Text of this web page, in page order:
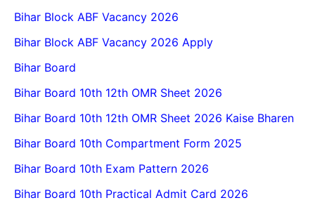
Bihar Block ABF Vacancy 2026
Bihar Block ABF Vacancy 2026 Apply
Bihar Board
Bihar Board 10th 12th OMR Sheet 2026
Bihar Board 10th 12th OMR Sheet 2026 Kaise Bharen
Bihar Board 10th Compartment Form 2025
Bihar Board 10th Exam Pattern 2026
Bihar Board 10th Practical Admit Card 2026